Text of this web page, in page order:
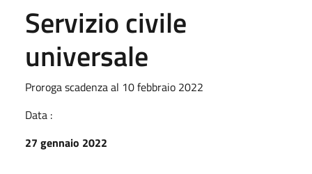
Servizio civile
universale
Proroga scadenza al 10 febbraio 2022
Data :
27 gennaio 2022